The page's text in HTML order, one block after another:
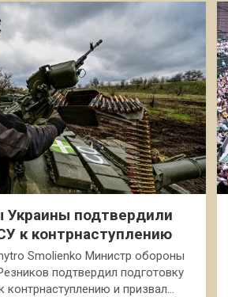
Украины подтвердили
к контрнаступлению
Smolienko Министр обороны
подтвердил подготовку
контрнаступлению и призвал…